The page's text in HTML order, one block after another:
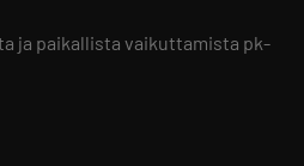
ja paikallista vaikuttamista pk-